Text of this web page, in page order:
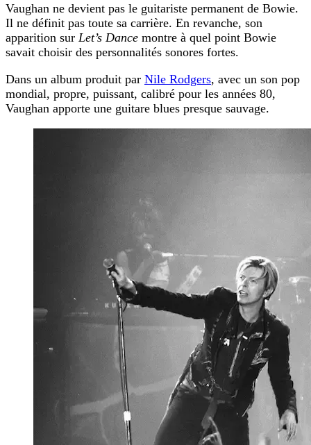
Vaughan ne devient pas le guitariste permanent de Bowie.
Il ne définit pas toute sa carrière. En revanche, son
apparition sur Let’s Dance montre à quel point Bowie
savait choisir des personnalités sonores fortes.
Dans un album produit par Nile Rodgers, avec un son pop
mondial, propre, puissant, calibré pour les années 80,
Vaughan apporte une guitare blues presque sauvage.